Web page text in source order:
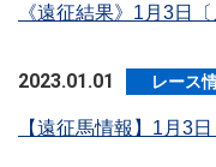
《遠征結果》1月3日
2023.01.01 レース
【遠征馬情報】1月3